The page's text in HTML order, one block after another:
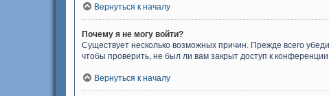
Вернуться к началу
Почему я не могу войти?
Существует несколько возможных причин. Прежде всего
чтобы проверить, не был ли вам закрыт доступ к
Вернуться к началу